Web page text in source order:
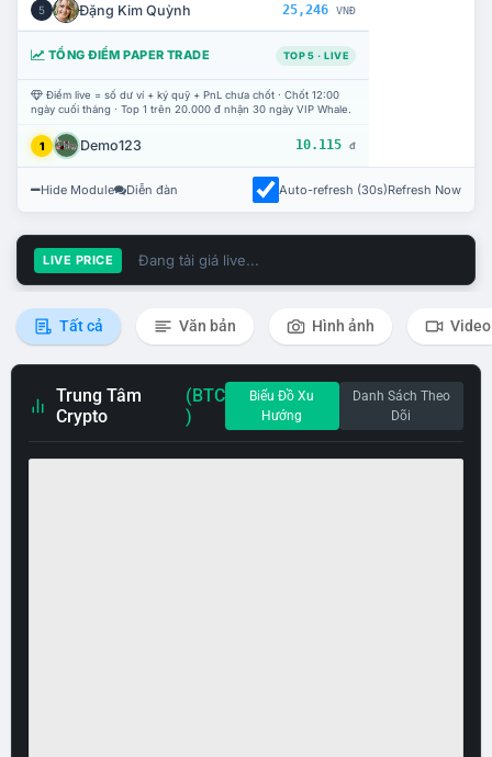
5 Đặng Kim Quỳnh 25,246 VNĐ
TỔNG ĐIỂM PAPER TRADE TOP 5 · LIVE
Điểm live = số dư ví + ký quỹ + PnL chưa chốt · Chốt 12:00
ngày cuối tháng · Top 1 trên 20.000 đ nhận 30 ngày VIP Whale.
1 Demo123 10.115 đ
Hide Module Diễn đàn Auto-refresh (30s)Refresh Now
LIVE PRICE Đang tải giá live...
Tất cả Văn bản Hình ảnh Video
Trung Tâm
Crypto
(BTC
)
Biểu Đồ Xu
Hướng
Danh Sách Theo
Dõi